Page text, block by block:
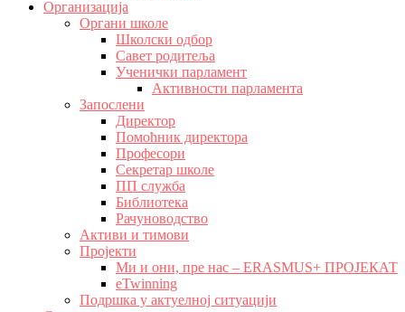
Организација
Органи школе
Школски одбор
Савет родитеља
Ученички парламент
Активности парламента
Запослени
Директор
Помоћник директора
Професори
Секретар школе
ПП служба
Библиотека
Рачуноводство
Активи и тимови
Пројекти
Ми и они, пре нас – ERASMUS+ ПРОЈЕКАТ
eTwinning
Подршка у актуелној ситуацији